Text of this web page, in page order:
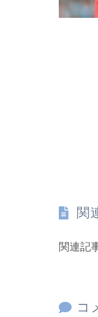
関
関連記
コ